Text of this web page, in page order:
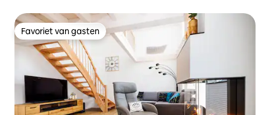
Favoriet van gasten
Favoriet van gasten